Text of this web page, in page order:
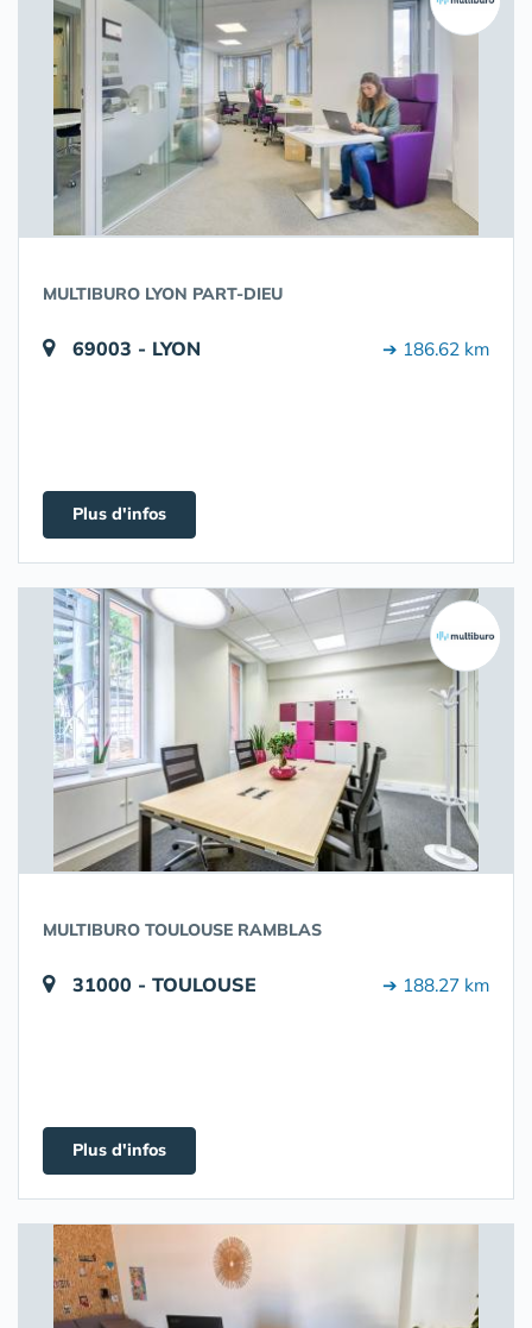
MULTIBURO LYON PART-DIEU
69003 - LYON ➔ 186.62 km
Plus d'infos
MULTIBURO TOULOUSE RAMBLAS
31000 - TOULOUSE ➔ 188.27 km
Plus d'infos